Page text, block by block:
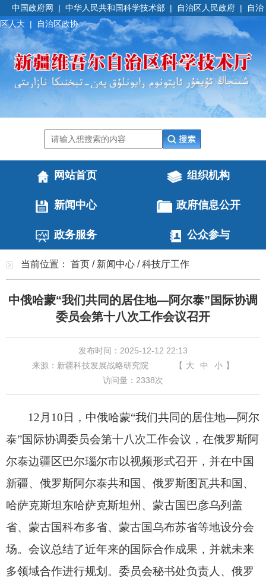
中国政府网 | 中华人民共和国科学技术部 | 自治区人民政府 |
自治
区人大 | 自治区政协
网站首页 组织机构
新闻中心 政府信息公开
政务服务 公众参与
当前位置： 首页 / 新闻中心 /科技厅工作
中俄哈蒙“我们共同的居住地—阿尔泰”国际协调
委员会第十八次工作会议召开
发布时间：2025-12-12 22:13
来源：新疆科技发展战略研究院
【 大 中 小 】
访问量： 2338次
12月10日，中俄哈蒙“我们共同的居住地—阿尔
泰”国际协调委员会第十八次工作会议 ， 在俄罗斯阿
尔泰边疆区巴尔瑙尔市以视频形式召开 ， 并在中国
新疆、俄罗斯阿尔泰共和国、俄罗斯图瓦共和国、
哈萨克斯坦东哈萨克斯坦州、蒙古国巴彦乌列盖
省、蒙古国科布多省、蒙古国乌布苏省等地设分会
场。 会议总结了近年来的国际合作成果，并就未来
多领域合作进行规划。委员会秘书处负责人、俄罗